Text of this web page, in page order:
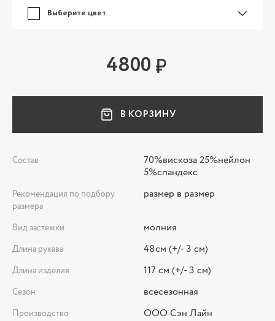
Выберите цвет
4800
В КОРЗИНУ
Состав
70%вискоза 25%нейлон
5%спандекс
Рекомендация по подбору
размера
размер в размер
Вид застежки молния
Длина рукава 48см (+/- 3 см)
Длина изделия 117 см (+/- 3 см)
Сезон всесезонная
Производство ООО Сэн Лайн